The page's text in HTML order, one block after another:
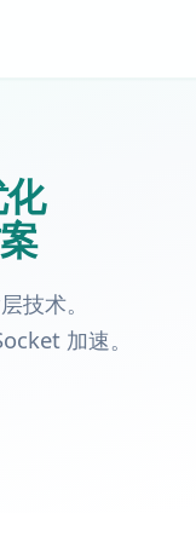
技术。
加速。